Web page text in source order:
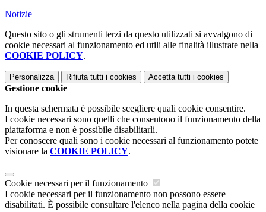
Notizie
Questo sito o gli strumenti terzi da questo utilizzati si avvalgono di
cookie necessari al funzionamento ed utili alle finalità illustrate nella
COOKIE POLICY.
Personalizza Rifiuta tutti i cookies Accetta tutti i cookies
Gestione cookie
In questa schermata è possibile scegliere quali cookie consentire.
I cookie necessari sono quelli che consentono il funzionamento della
piattaforma e non è possibile disabilitarli.
Per conoscere quali sono i cookie necessari al funzionamento potete
visionare la COOKIE POLICY.
Cookie necessari per il funzionamento
I cookie necessari per il funzionamento non possono essere
disabilitati. È possibile consultare l'elenco nella pagina della cookie